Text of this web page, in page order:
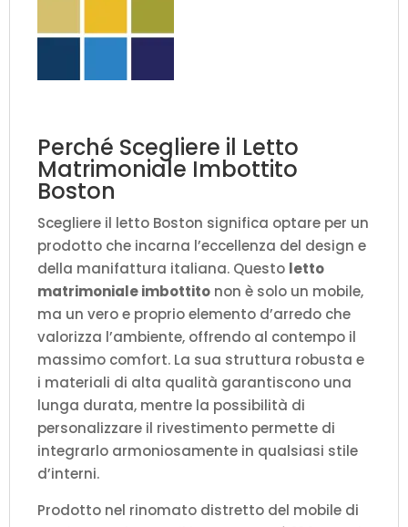
Perché Scegliere il Letto
Matrimoniale Imbottito
Boston
Scegliere il letto Boston significa optare per un
prodotto che incarna l’eccellenza del design e
della manifattura italiana. Questo letto
matrimoniale imbottito non è solo un mobile,
ma un vero e proprio elemento d’arredo che
valorizza l’ambiente, offrendo al contempo il
massimo comfort. La sua struttura robusta e
i materiali di alta qualità garantiscono una
lunga durata, mentre la possibilità di
personalizzare il rivestimento permette di
integrarlo armoniosamente in qualsiasi stile
d’interni.
Prodotto nel rinomato distretto del mobile di